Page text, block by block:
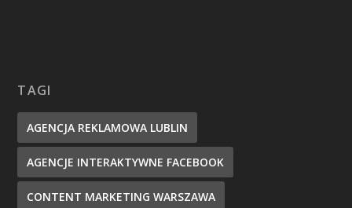
TAGI
AGENCJA REKLAMOWA LUBLIN
AGENCJE INTERAKTYWNE FACEBOOK
CONTENT MARKETING WARSZAWA